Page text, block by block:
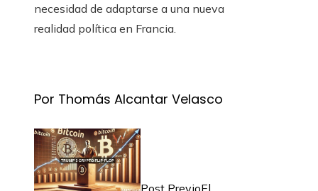
necesidad de adaptarse a una nueva
realidad política en Francia.
Por Thomás Alcantar Velasco
Post PrevioEl